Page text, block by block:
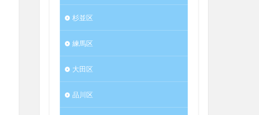
杉並区
練馬区
大田区
品川区